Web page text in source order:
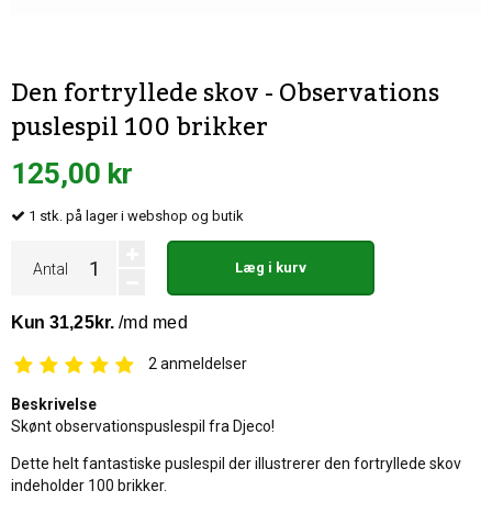
Den fortryllede skov - Observations
puslespil 100 brikker
125,00 kr
1 stk. på lager i webshop og butik
Antal Læg i kurv
2 anmeldelser
Beskrivelse
Skønt observationspuslespil fra Djeco!
Dette helt fantastiske puslespil der illustrerer den fortryllede skov
indeholder 100 brikker.